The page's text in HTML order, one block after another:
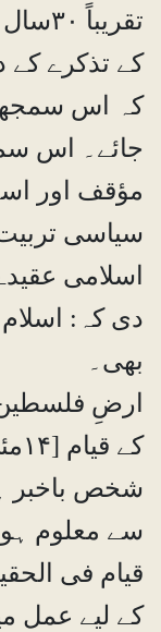
کے تذکرے
کہ اس
جائے۔ اس
مؤقف اور
سیاسی
اسلامی
دی کہ:
بھی۔
ارضِ فلسطین
شخص باخبر
سے معلوم
قیام فی
کے لیے عمل